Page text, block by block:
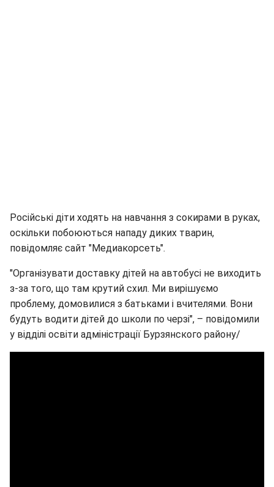
Російські діти ходять на навчання з сокирами в руках,
оскільки побоюються нападу диких тварин,
повідомляє сайт "Медиакорсеть".
"Організувати доставку дітей на автобусі не виходить
з-за того, що там крутий схил. Ми вирішуємо
проблему, домовилися з батьками і вчителями. Вони
будуть водити дітей до школи по черзі", – повідомили
у відділі освіти адміністрації Бурзянского району/